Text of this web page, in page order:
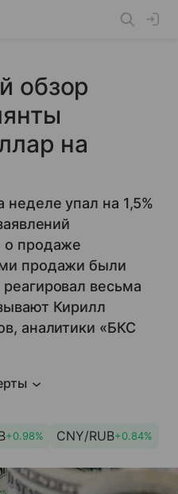
обзор
на
неделе упал на 1,5%
о продаже
продажи были
весьма
Кирилл
аналитики «БКС
+0.98% CNY/RUB+0.84%